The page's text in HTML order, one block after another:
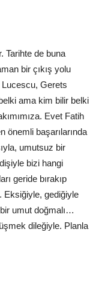
Tarihte de buna
bir çıkış yolu
Gerets
ama kim bilir belki
Evet Fatih
önemli başarılarında
umutsuz bir
bizi hangi
geride bırakıp
Eksiğiyle, gediğiyle
umut doğmalı…
dileğiyle. Planla